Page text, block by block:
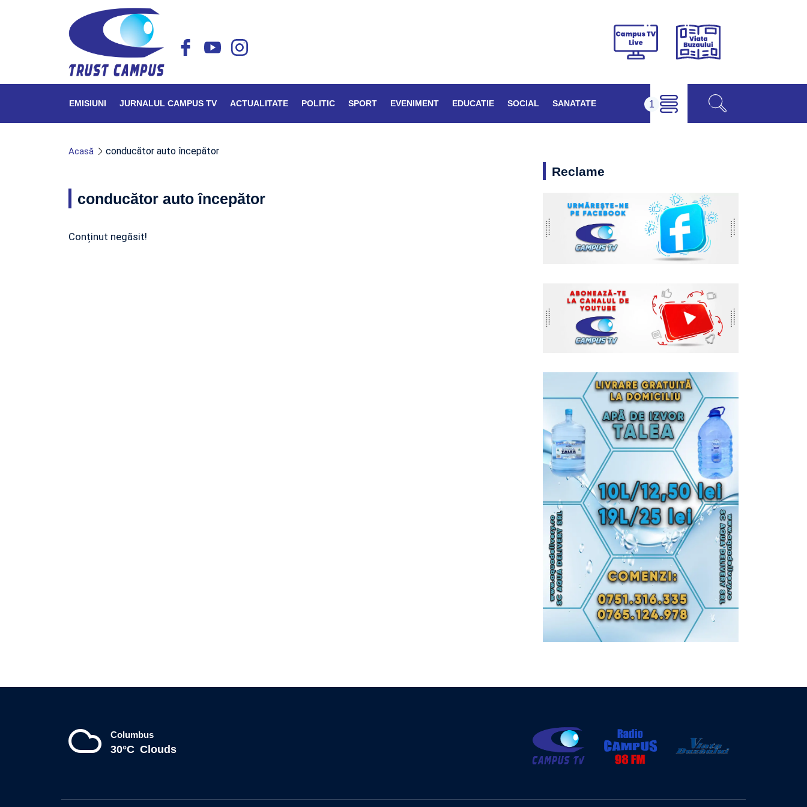
Campus
Viața
EMISIUNI JURNALUL CAMPUS TV ACTUALITATE POLITIC SPORT EVENIMENT EDUCATIE SOCIAL SANATATE
Acasă conducător auto începător
conducător auto începător
Conținut negăsit!
Reclame
Columbus
30°C Clouds